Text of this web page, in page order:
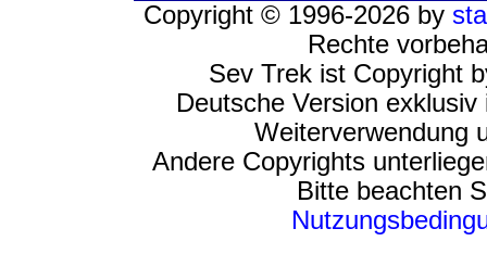
Copyright © 1996-2026 by
Rechte
Sev Trek ist Copyright
Deutsche Version
Weiterverwendung
Andere Copyrights
Bitte beachten